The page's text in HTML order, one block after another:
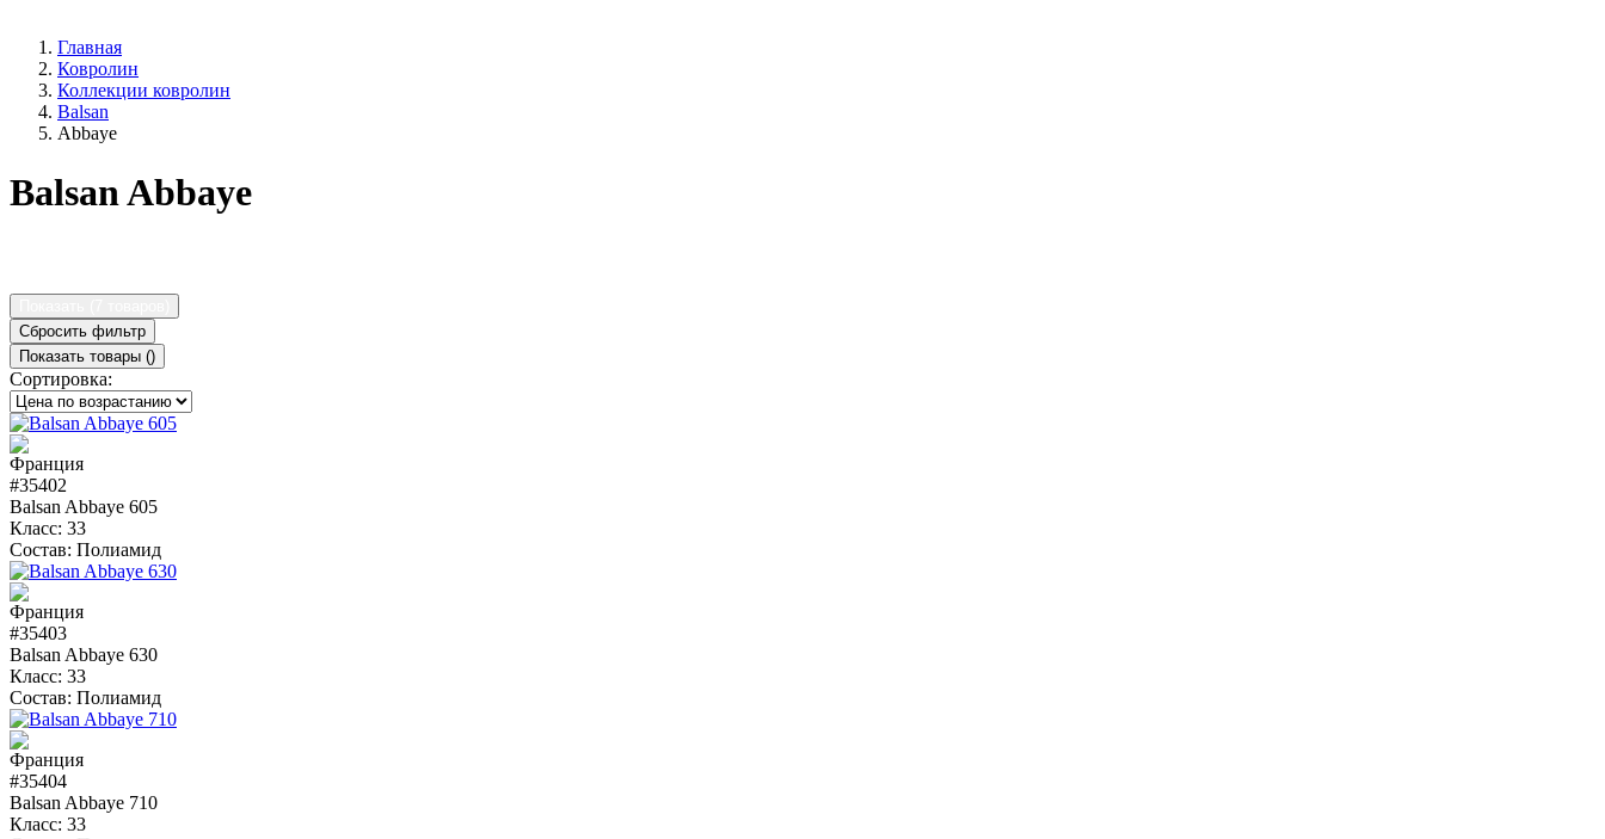
Главная
Ковролин
Коллекции ковролин
Balsan
Abbaye
Balsan Abbaye
Сбросить фильтр
Показать товары ()
Сортировка:
#35402
Balsan Abbaye 605
Класс: 33
Состав: Полиамид
#35403
Balsan Abbaye 630
Класс: 33
Состав: Полиамид
#35404
Balsan Abbaye 710
Класс: 33